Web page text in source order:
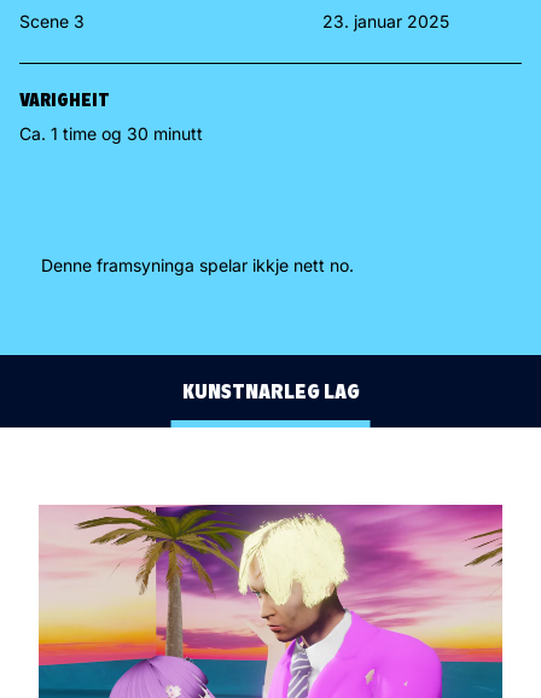
Scene 3 23. januar 2025
VARIGHEIT
Ca. 1 time og 30 minutt
Denne framsyninga spelar ikkje nett no.
KUNSTNARLEG LAG